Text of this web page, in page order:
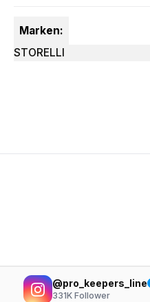
Marken:
STORELLI
@pro_keepers_line
331K Follower